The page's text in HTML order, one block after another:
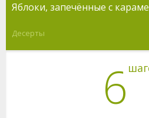
Яблоки, запечённые с
Десерты
6